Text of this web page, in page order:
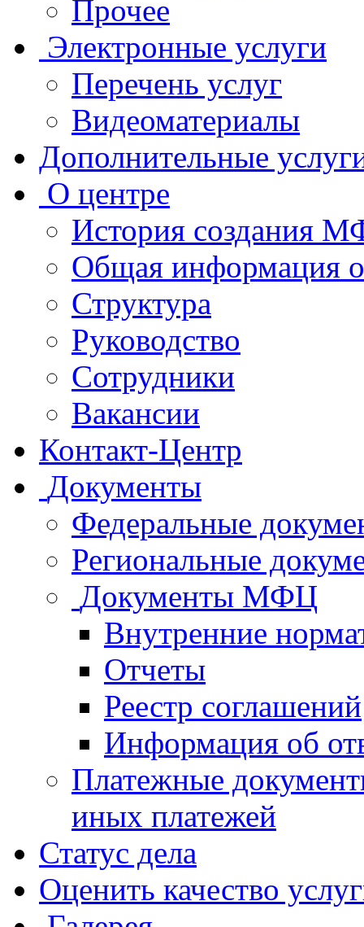
Прочее
Электронные услуги
Перечень услуг
Видеоматериалы
Дополнительные
О центре
История создания
Общая
Структура
Руководство
Сотрудники
Вакансии
Контакт-Центр
Документы
Федеральные
Региональные
Документы МФЦ
Внутренние
Отчеты
Реестр соглашений
Информация об
Платежные
иных платежей
Статус дела
Оценить качество